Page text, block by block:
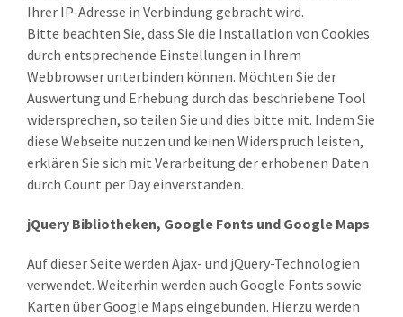
Ihrer IP-Adresse in Verbindung gebracht wird.
Bitte beachten Sie, dass Sie die Installation von Cookies
durch entsprechende Einstellungen in Ihrem
Webbrowser unterbinden können. Möchten Sie der
Auswertung und Erhebung durch das beschriebene Tool
widersprechen, so teilen Sie und dies bitte mit. Indem Sie
diese Webseite nutzen und keinen Widerspruch leisten,
erklären Sie sich mit Verarbeitung der erhobenen Daten
durch Count per Day einverstanden.
jQuery Bibliotheken, Google Fonts und Google Maps
Auf dieser Seite werden Ajax- und jQuery-Technologien
verwendet. Weiterhin werden auch Google Fonts sowie
Karten über Google Maps eingebunden. Hierzu werden